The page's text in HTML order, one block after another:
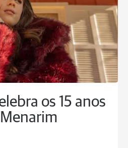
os 15 anos